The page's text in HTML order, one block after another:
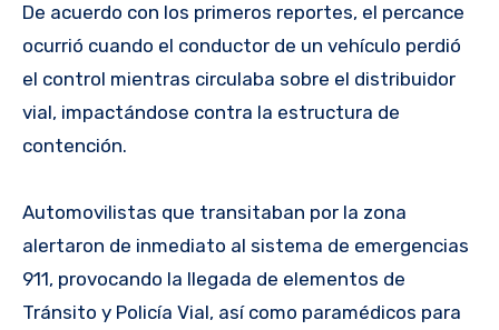
De acuerdo con los primeros reportes, el percance
ocurrió cuando el conductor de un vehículo perdió
el control mientras circulaba sobre el distribuidor
vial, impactándose contra la estructura de
contención.
Automovilistas que transitaban por la zona
alertaron de inmediato al sistema de emergencias
911, provocando la llegada de elementos de
Tránsito y Policía Vial, así como paramédicos para